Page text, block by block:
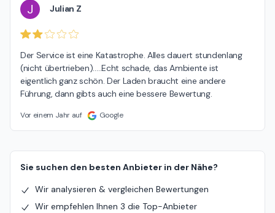
J Julian Z
Der Service ist eine Katastrophe. Alles dauert stundenlang
(nicht übertrieben)…..Echt schade, das Ambiente ist
eigentlich ganz schön. Der Laden braucht eine andere
Führung, dann gibts auch eine bessere Bewertung.
Vor einem Jahr auf Google
Sie suchen den besten Anbieter in der Nähe?
Wir analysieren & vergleichen Bewertungen
Wir empfehlen Ihnen 3 die Top-Anbieter